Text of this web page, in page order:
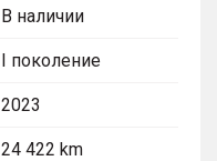
В наличии
I поколение
2023
24 422 km